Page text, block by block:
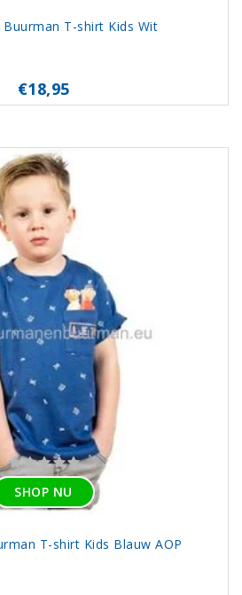
T-shirt Kids Wit
€18,95
SHOP NU
T-shirt Kids Blauw AOP